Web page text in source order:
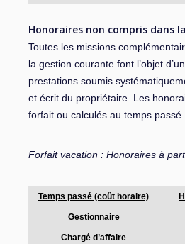
Honoraires non compris dans
Toutes les missions
la gestion courante font l’objet
prestations soumis
et écrit du propriétaire. Les
forfait ou calculés au temps passé.
Forfait vacation : Honoraires à
Temps passé (coût horaire)
Gestionnaire
Chargé d’affaire